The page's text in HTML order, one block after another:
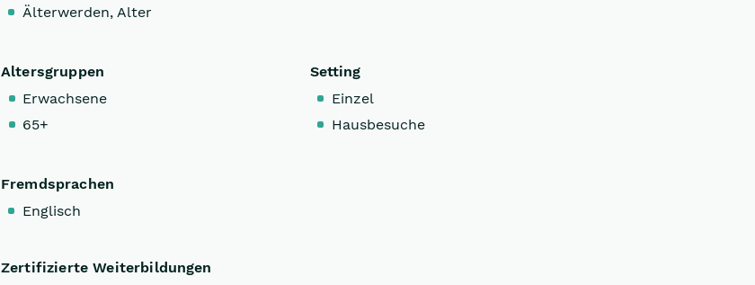
Älterwerden, Alter
Altersgruppen
Erwachsene
65+
Setting
Einzel
Hausbesuche
Fremdsprachen
Englisch
Zertifizierte Weiterbildungen